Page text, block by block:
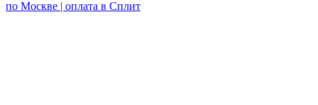
по Москве | оплата в Сплит